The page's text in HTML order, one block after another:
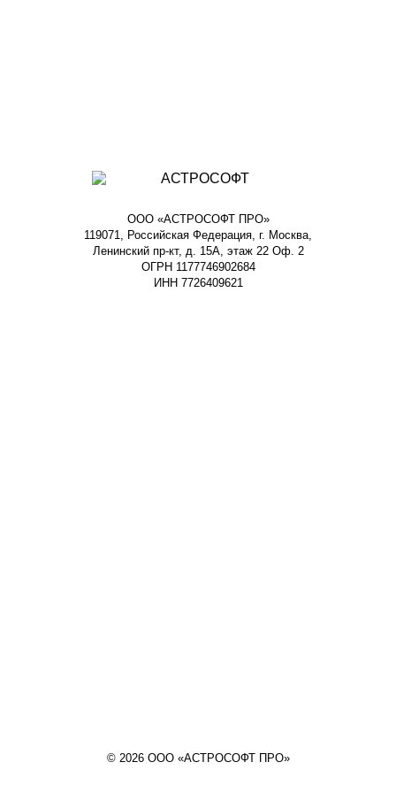
ООО «АСТРОСОФТ ПРО»
119071, Российская Федерация, г. Москва,
Ленинский пр-кт, д. 15А, этаж 22 Оф. 2
ОГРН 1177746902684
ИНН 7726409621
© 2026 ООО «АСТРОСОФТ ПРО»